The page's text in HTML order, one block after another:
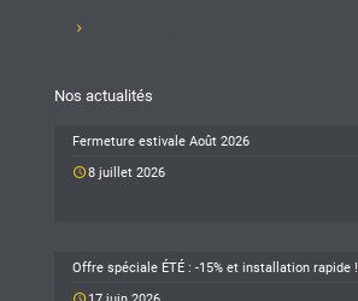
Nos actualités
Fermeture estivale Août 2026
8 juillet 2026
Offre spéciale ÉTÉ : -15% et installation rapide !